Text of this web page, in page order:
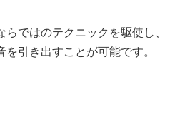
ではのテクニックを駆使し、
引き出すことが可能です。